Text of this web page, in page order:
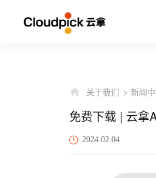
关于我们 新闻
免费下载 | 云拿
2024.02.04